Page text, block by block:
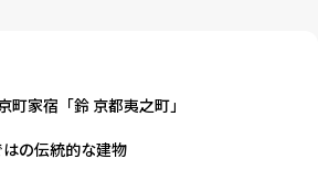
町家宿「鈴 京都夷之町」
の伝統的な建物